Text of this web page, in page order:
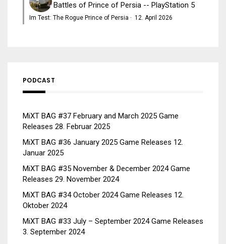
Battles of Prince of Persia -- PlayStation 5
Im Test: The Rogue Prince of Persia · 12. April 2026
PODCAST
MiXT BAG #37 February and March 2025 Game
Releases 28. Februar 2025
MiXT BAG #36 January 2025 Game Releases 12.
Januar 2025
MiXT BAG #35 November & December 2024 Game
Releases 29. November 2024
MiXT BAG #34 October 2024 Game Releases 12.
Oktober 2024
MiXT BAG #33 July – September 2024 Game Releases
3. September 2024